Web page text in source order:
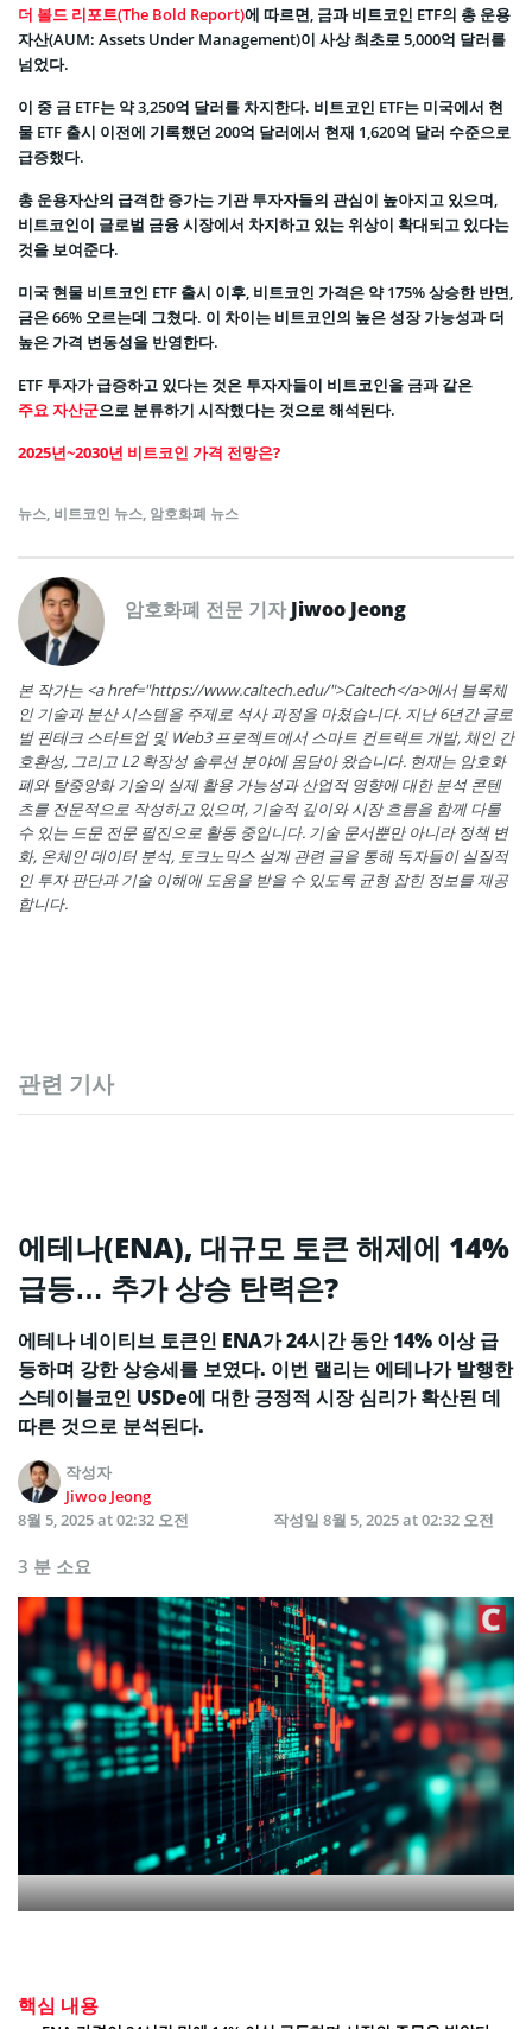
더 볼드 리포트(The Bold Report)에 따르면, 금과 비트코인 ETF의 총 운용
자산(AUM: Assets Under Management)이 사상 최초로 5,000억 달러를
넘었다.
이 중 금 ETF는 약 3,250억 달러를 차지한다. 비트코인 ETF는 미국에서 현
물 ETF 출시 이전에 기록했던 200억 달러에서 현재 1,620억 달러 수준으로
급증했다.
총 운용자산의 급격한 증가는 기관 투자자들의 관심이 높아지고 있으며,
비트코인이 글로벌 금융 시장에서 차지하고 있는 위상이 확대되고 있다는
것을 보여준다.
미국 현물 비트코인 ETF 출시 이후, 비트코인 가격은 약 175% 상승한 반면,
금은 66% 오르는데 그쳤다. 이 차이는 비트코인의 높은 성장 가능성과 더
높은 가격 변동성을 반영한다.
ETF 투자가 급증하고 있다는 것은 투자자들이 비트코인을 금과 같은
주요 자산군으로 분류하기 시작했다는 것으로 해석된다.
2025년~2030년 비트코인 가격 전망은?
뉴스, 비트코인 뉴스, 암호화폐 뉴스
암호화폐 전문 기자Jiwoo Jeong
본 작가는 <a href="https://www.caltech.edu/">Caltech</a>에서 블록체
인 기술과 분산 시스템을 주제로 석사 과정을 마쳤습니다. 지난 6년간 글로
벌 핀테크 스타트업 및 Web3 프로젝트에서 스마트 컨트랙트 개발, 체인 간
호환성, 그리고 L2 확장성 솔루션 분야에 몸담아 왔습니다. 현재는 암호화
폐와 탈중앙화 기술의 실제 활용 가능성과 산업적 영향에 대한 분석 콘텐
츠를 전문적으로 작성하고 있으며, 기술적 깊이와 시장 흐름을 함께 다룰
수 있는 드문 전문 필진으로 활동 중입니다. 기술 문서뿐만 아니라 정책 변
화, 온체인 데이터 분석, 토크노믹스 설계 관련 글을 통해 독자들이 실질적
인 투자 판단과 기술 이해에 도움을 받을 수 있도록 균형 잡힌 정보를 제공
합니다.
관련 기사
에테나(ENA), 대규모 토큰 해제에 14%
급등… 추가 상승 탄력은?
에테나 네이티브 토큰인 ENA가 24시간 동안 14% 이상 급
등하며 강한 상승세를 보였다. 이번 랠리는 에테나가 발행한
스테이블코인 USDe에 대한 긍정적 시장 심리가 확산된 데
따른 것으로 분석된다.
작성자
Jiwoo Jeong
8월 5, 2025 at 02:32 오전
작성일 8월 5, 2025 at 02:32 오전
3 분 소요
핵심 내용